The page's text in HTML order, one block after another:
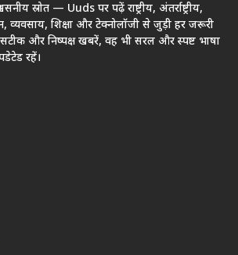
स्रोत — Uuds पर पढ़ें राष्ट्रीय, अंतर्राष्ट्रीय,
व्यवसाय, शिक्षा और टेक्नोलॉजी से जुड़ी हर जरूरी
और निष्पक्ष खबरें, वह भी सरल और स्पष्ट भाषा
रहें।